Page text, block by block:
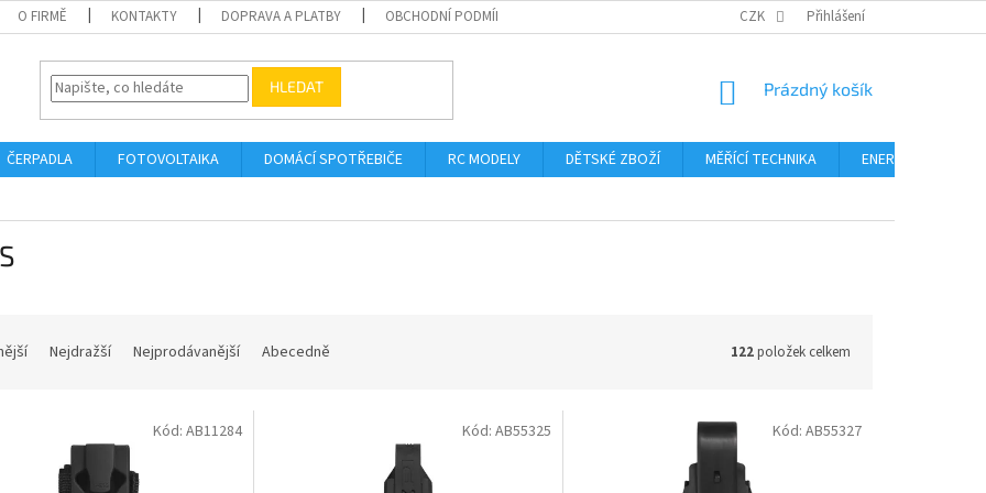
O FIRMĚ KONTAKTY DOPRAVA A PLATBY OBCHODNÍ PODMÍNKY PODMÍNKY OCHRANY OSOBNÍCH ÚDAJŮ FORMULÁŘ
CZK Přihlášení
HLEDAT
NÁKUPNÍ
Prázdný košík
ČERPADLA FOTOVOLTAIKA DOMÁCÍ SPOTŘEBIČE RC MODELY DĚTSKÉ ZBOŽÍ MĚŘÍCÍ TECHNIKA ENERGIE
Nejdražší Nejprodávanější Abecedně 122položek celkem
Kód: AB11284 Kód: AB55325 Kód: AB55327